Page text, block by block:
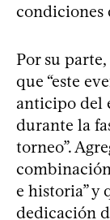
condiciones
Por su
que “este
anticipo del
durante la
torneo”.
e historia” y
dedicación